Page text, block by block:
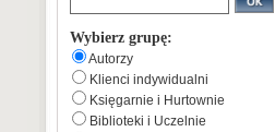
Wybierz grupę:
Autorzy
Klienci indywidualni
Księgarnie i Hurtownie
Biblioteki i Uczelnie